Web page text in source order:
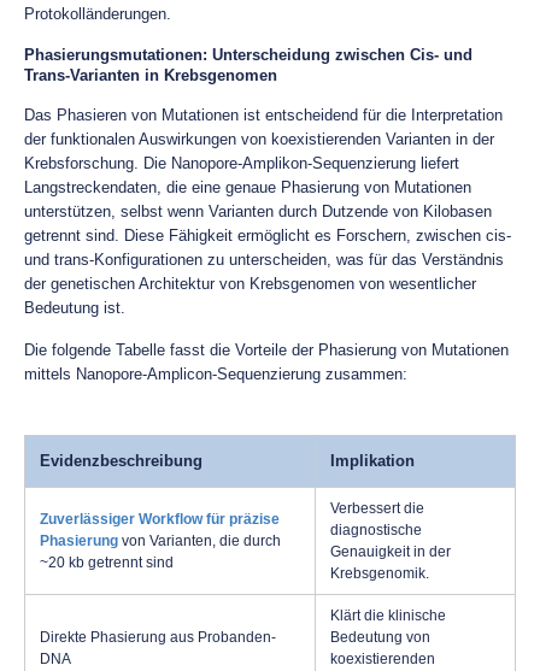
Protokolländerungen.
Phasierungsmutationen: Unterscheidung zwischen Cis- und
Trans-Varianten in Krebsgenomen
Das Phasieren von Mutationen ist entscheidend für die Interpretation
der funktionalen Auswirkungen von koexistierenden Varianten in der
Krebsforschung. Die Nanopore-Amplikon-Sequenzierung liefert
Langstreckendaten, die eine genaue Phasierung von Mutationen
unterstützen, selbst wenn Varianten durch Dutzende von Kilobasen
getrennt sind. Diese Fähigkeit ermöglicht es Forschern, zwischen cis-
und trans-Konfigurationen zu unterscheiden, was für das Verständnis
der genetischen Architektur von Krebsgenomen von wesentlicher
Bedeutung ist.
Die folgende Tabelle fasst die Vorteile der Phasierung von Mutationen
mittels Nanopore-Amplicon-Sequenzierung zusammen:
Evidenzbeschreibung Implikation
Zuverlässiger Workflow für präzise
Phasierung von Varianten, die durch
~20 kb getrennt sind
Verbessert die
diagnostische
Genauigkeit in der
Krebsgenomik.
Direkte Phasierung aus Probanden-
DNA
Klärt die klinische
Bedeutung von
koexistierenden